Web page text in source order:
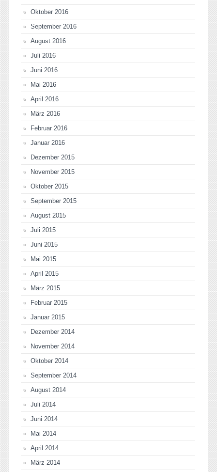
Oktober 2016
September 2016
August 2016
Juli 2016
Juni 2016
Mai 2016
April 2016
März 2016
Februar 2016
Januar 2016
Dezember 2015
November 2015
Oktober 2015
September 2015
August 2015
Juli 2015
Juni 2015
Mai 2015
April 2015
März 2015
Februar 2015
Januar 2015
Dezember 2014
November 2014
Oktober 2014
September 2014
August 2014
Juli 2014
Juni 2014
Mai 2014
April 2014
März 2014